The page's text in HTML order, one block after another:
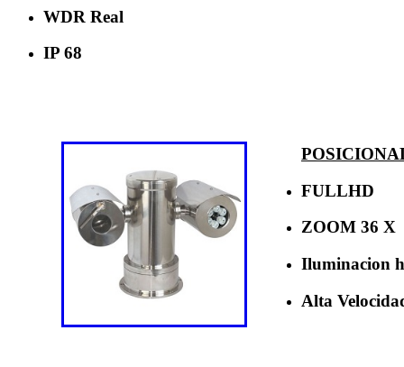
WDR Real
IP 68
FULLHD
ZOOM 36 X
Iluminacion
Alta